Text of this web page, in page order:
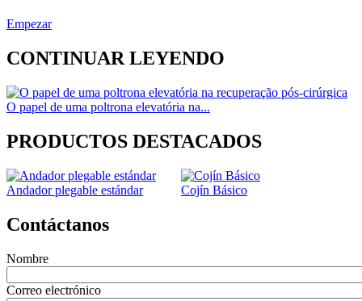
Empezar
CONTINUAR LEYENDO
O papel de uma poltrona elevatória na...
PRODUCTOS DESTACADOS
Andador plegable estándar Cojín Básico
Contáctanos
Nombre
Correo electrónico